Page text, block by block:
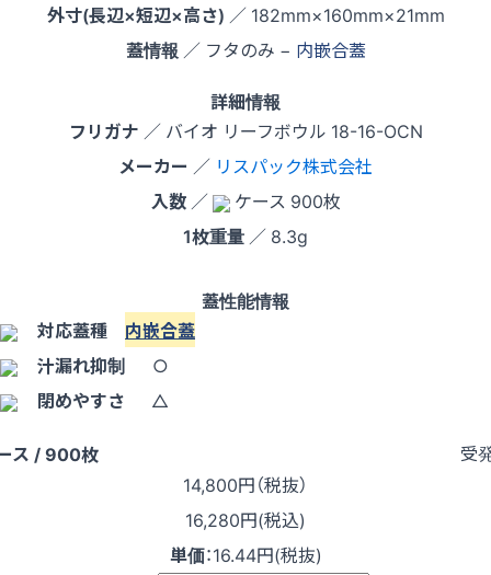
外寸(長辺×短辺×高さ) ／ 182mm×160mm×21mm
蓋情報 ／ フタのみ − 内嵌合蓋
詳細情報
フリガナ ／ バイオ リーフボウル 18-16-OCN
メーカー ／ リスパック株式会社
入数／
ケース 900枚
1枚重量 ／ 8.3g
蓋性能情報
対応蓋種 内嵌合蓋
汁漏れ抑制
○
閉めやすさ
△
ス / 900枚
受
14,800円（税抜）
16,280円(税込)
単価：16.44円(税抜)